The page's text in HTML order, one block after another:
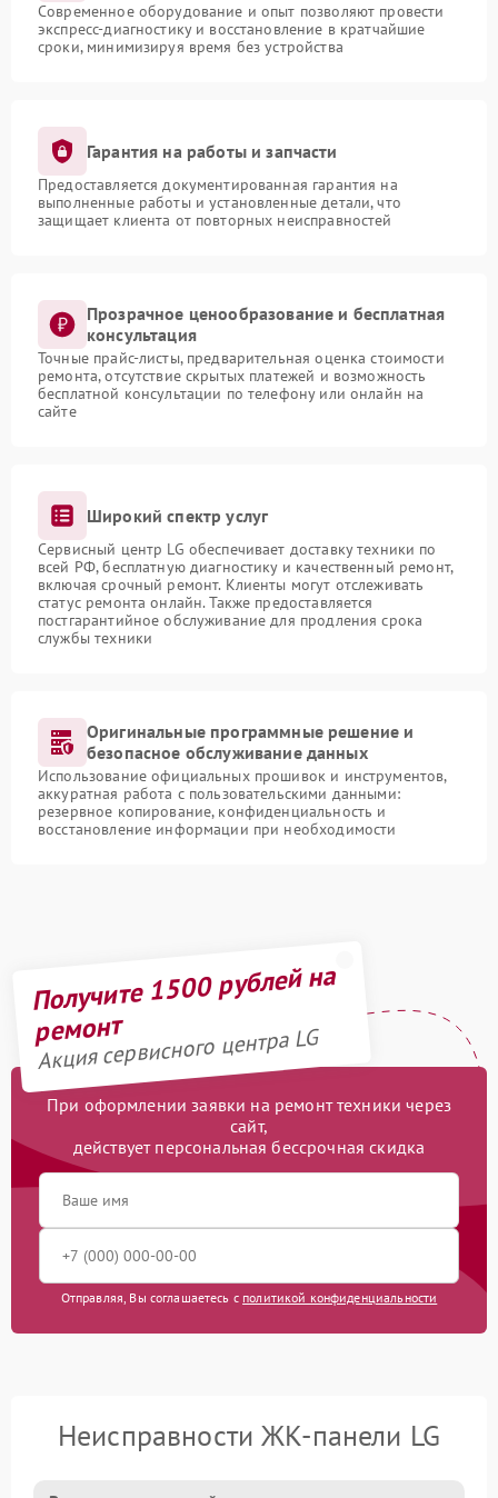
Современное оборудование и опыт позволяют провести
экспресс-диагностику и восстановление в кратчайшие
сроки, минимизируя время без устройства
Гарантия на работы и запчасти
Предоставляется документированная гарантия на
выполненные работы и установленные детали, что
защищает клиента от повторных неисправностей
Прозрачное ценообразование и бесплатная
консультация
Точные прайс-листы, предварительная оценка стоимости
ремонта, отсутствие скрытых платежей и возможность
бесплатной консультации по телефону или онлайн на
сайте
Широкий спектр услуг
Сервисный центр LG обеспечивает доставку техники по
всей РФ, бесплатную диагностику и качественный ремонт,
включая срочный ремонт. Клиенты могут отслеживать
статус ремонта онлайн. Также предоставляется
постгарантийное обслуживание для продления срока
службы техники
Оригинальные программные решение и
безопасное обслуживание данных
Использование официальных прошивок и инструментов,
аккуратная работа с пользовательскими данными:
резервное копирование, конфиденциальность и
восстановление информации при необходимости
Получите 1500 рублей на
ремонт
Акция сервисного центра LG
При оформлении заявки на ремонт техники через
сайт,
действует персональная бессрочная скидка
Отправляя, Вы соглашаетесь с политикой конфиденциальности
Неисправности ЖК-панели LG